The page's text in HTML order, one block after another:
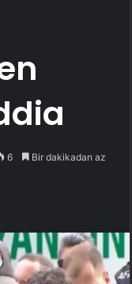
6 Bir dakikadan az